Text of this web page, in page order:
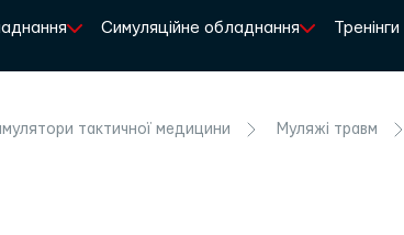
Симуляційне обладнання Тренінги
тактичної медицини Муляжі травм